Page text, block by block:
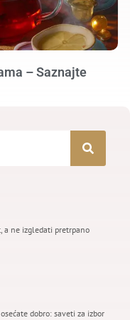
– Saznajte
a ne izgledati pretrpano
dobro: saveti za izbor